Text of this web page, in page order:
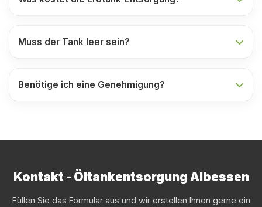
Muss der Tank leer sein?
Benötige ich eine Genehmigung?
Kontakt - Öltankentsorgung Albessen
Füllen Sie das Formular aus und wir erstellen Ihnen gerne ein